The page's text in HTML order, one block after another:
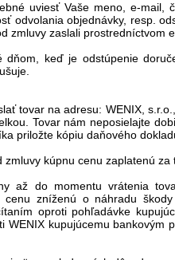
uviesť Vaše meno, e-mail,
odvolania objednávky, resp.
zmluvy zaslali prostredníctvom
keď je odstúpenie
tovar na adresu: WENIX,
Tovar nám neposielajte
priložte kópiu daňového
kúpnu cenu zaplatenú za
až do momentu vrátenia
zníženú o náhradu
oproti pohľadávke
kupujúcemu bankovým